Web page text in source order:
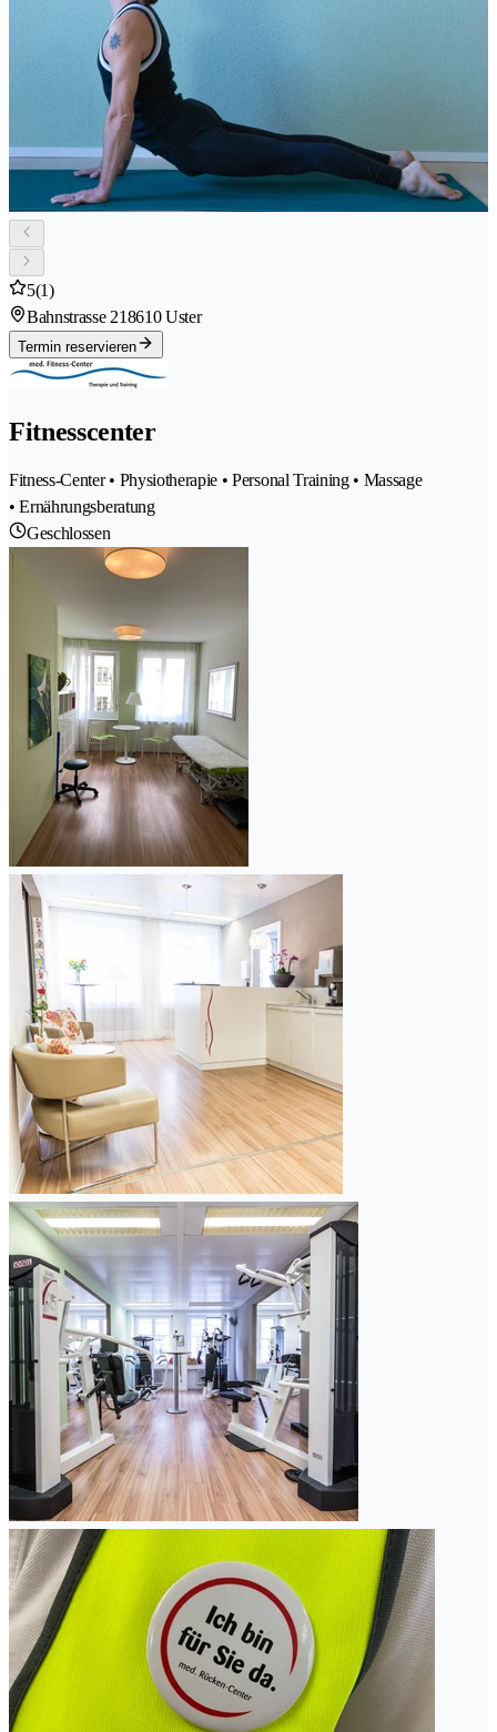
5(1)
Bahnstrasse 218610 Uster
Termin reservieren
Fitnesscenter
Fitness-Center • Physiotherapie • Personal Training • Massage
• Ernährungsberatung
Geschlossen